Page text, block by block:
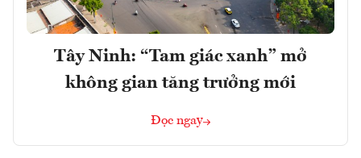
Tây Ninh: “Tam giác xanh” mở
không gian tăng trưởng mới
Đọc ngay